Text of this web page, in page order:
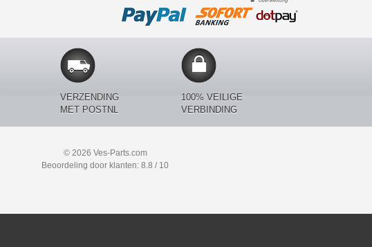
VERZENDING
MET POSTNL
100% VEILIGE
VERBINDING
© 2026 Ves-Parts.com
Beoordeling door klanten: 8.8 / 10